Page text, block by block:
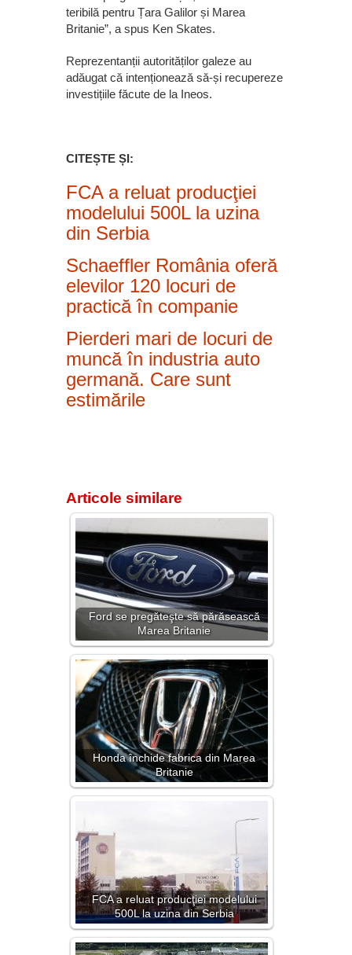
teribilă pentru Țara Galilor și Marea
Britanie”, a spus Ken Skates.
Reprezentanții autorităților galeze au
adăugat că intenționează să-și recupereze
investițiile făcute de la Ineos.
CITEȘTE ȘI:
FCA a reluat producţiei
modelului 500L la uzina
din Serbia
Schaeffler România oferă
elevilor 120 locuri de
practică în companie
Pierderi mari de locuri de
muncă în industria auto
germană. Care sunt
estimările
Articole similare
Ford se pregăteşte să părăsească
Marea Britanie
Honda închide fabrica din Marea
Britanie
FCA a reluat producţiei modelului
500L la uzina din Serbia